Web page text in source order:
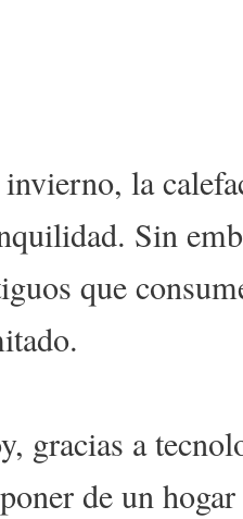
la
Sin
que
gracias a
de un